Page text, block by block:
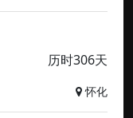
历时306天
怀化